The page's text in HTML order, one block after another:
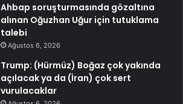
Ahbap soruşturmasında gözaltına
alınan Oğuzhan Uğur için tutuklama
talebi
Ağustos 6, 2026
Trump: (Hürmüz) Boğaz çok yakında
açılacak ya da (İran) çok sert
vurulacaklar